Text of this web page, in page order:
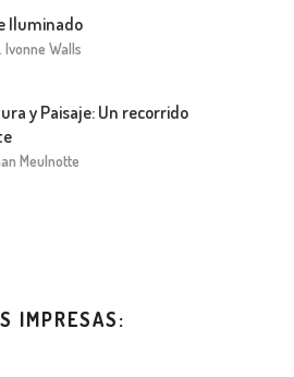
Iluminado
Ivonne Walls
y Paisaje: Un recorrido
Meulnotte
IMPRESAS: